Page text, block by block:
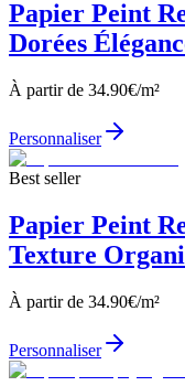
Papier Peint
Dorées
À partir de 34.90€/m²
Personnaliser
Best seller
Papier Peint
Texture
À partir de 34.90€/m²
Personnaliser